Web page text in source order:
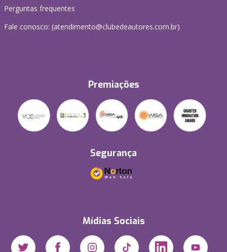
Perguntas frequentes
Fale conosco: (atendimento@clubedeautores.com.br)
Premiações
Segurança
Mídias Sociais